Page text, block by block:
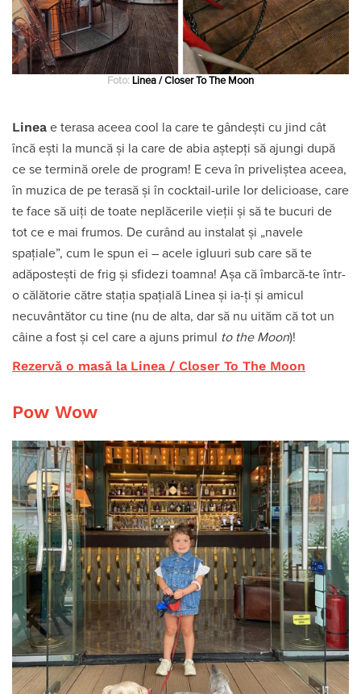
Foto: Linea / Closer To The Moon
Linea e terasa aceea cool la care te gândești cu jind cât
încă ești la muncă și la care de abia aștepți să ajungi după
ce se termină orele de program! E ceva în priveliștea aceea,
în muzica de pe terasă și în cocktail-urile lor delicioase, care
te face să uiți de toate neplăcerile vieții și să te bucuri de
tot ce e mai frumos. De curând au instalat și „navele
spațiale”, cum le spun ei – acele igluuri sub care să te
adăpostești de frig și sfidezi toamna! Așa că îmbarcă-te într-
o călătorie către stația spațială Linea și ia-ți și amicul
necuvântător cu tine (nu de alta, dar să nu uităm că tot un
câine a fost și cel care a ajuns primul to the Moon)!
Rezervă o masă la Linea / Closer To The Moon
Pow Wow